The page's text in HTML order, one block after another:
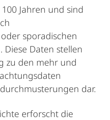
Jahren und sind
sporadischen
Diese Daten stellen
zu den mehr und
dar.
erforscht die